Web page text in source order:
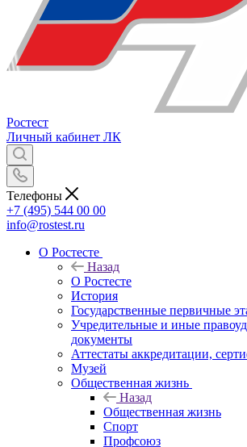
Ростест
Личный кабинет ЛК
Телефоны
+7 (495) 544 00 00
info@rostest.ru
О Ростесте
Назад
О Ростесте
История
Государственные первичные
Учредительные и иные
документы
Аттестаты аккредитации,
Музей
Общественная жизнь
Назад
Общественная жизнь
Спорт
Профсоюз